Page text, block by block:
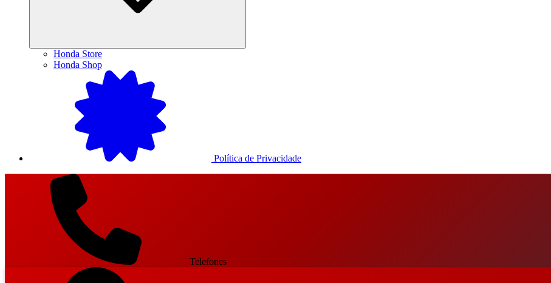
Honda Store
Honda Shop
Política de Privacidade
Telefones